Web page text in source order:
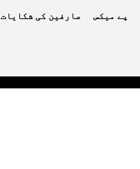
پے میکس صارفین کی شکایات